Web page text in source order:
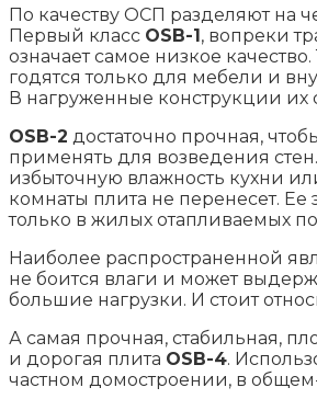
По качеству ОСП разделяют на
Первый класс OSB-1 , вопреки
означает самое низкое
годятся только для мебели и
В нагруженные конструкции их
OSB-2 достаточно прочная,
применять для возведения
избыточную влажность кухни
комнаты плита не перенесет. Ее
только в жилых отапливаемых
Наиболее распространенной
не боится влаги и может
большие нагрузки. И стоит
А самая прочная, стабильная,
и дорогая плита OSB-4.
частном домостроении, в